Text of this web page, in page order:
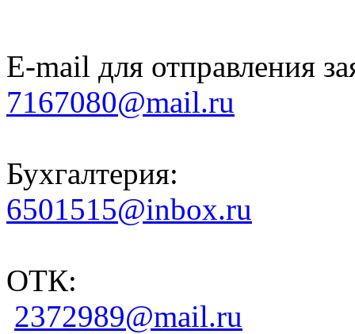
E-mail для отправления
7167080@mail.ru
Бухгалтерия:
6501515@inbox.ru
ОТК:
2372989@mail.ru